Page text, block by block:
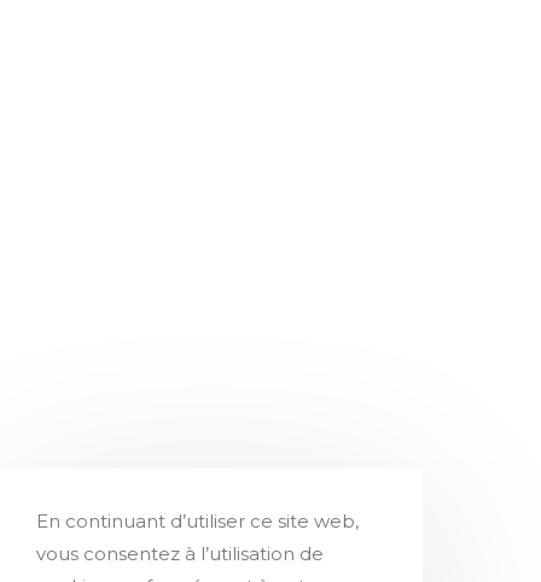
En continuant d’utiliser ce site web,
vous consentez à l’utilisation de